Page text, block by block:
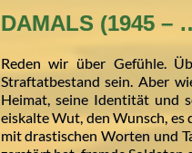
DAMALS (1945 –
Reden wir über Gefühle.
Straftatbestand sein. Aber
Heimat, seine Identität und
eiskalte Wut, den Wunsch,
mit drastischen Worten und